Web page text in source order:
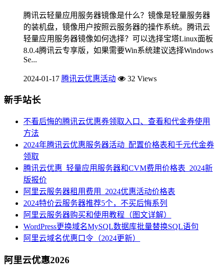
腾讯云轻量应用服务器镜像是什么？镜像是轻量服务器
的装机盘，镜像用户按照云服务器的操作系统。腾讯云
轻量应用服务器镜像如何选择？可以选择宝塔Linux面板
8.0.4腾讯云专享版，如果需要Win系统建议选择Windows
Se...
2024-01-17 腾讯云优惠活动 32 Views
新手站长
不看后悔的腾讯云优惠券领取入口、查看和代金券使用
方法
2024年腾讯云优惠服务器活动_配置价格表和千元代金券
领取
腾讯云优惠_轻量应用服务器和CVM费用价格表_2024新
版报价
阿里云服务器租用费用_2024优惠活动价格表
2024特价云服务器推荐5个，不买后悔系列
阿里云服务器购买和使用教程（图文详解）
WordPress更换域名MySQL数据库批量替换SQL语句
阿里云域名优惠口令（2024更新）
阿里云优惠2026